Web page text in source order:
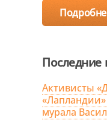
Последние
Активисты
мурала